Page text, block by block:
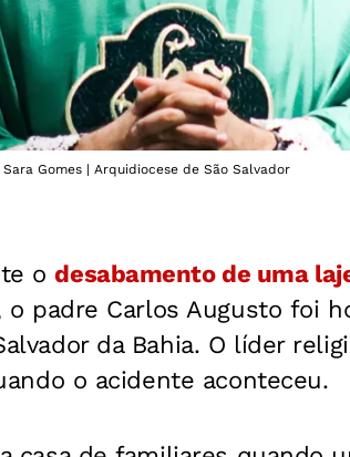
Gomes | Arquidiocese de São Salvador
odesabamento de uma
o padre Carlos Augusto foi
da Bahia. O líder
o acidente aconteceu.